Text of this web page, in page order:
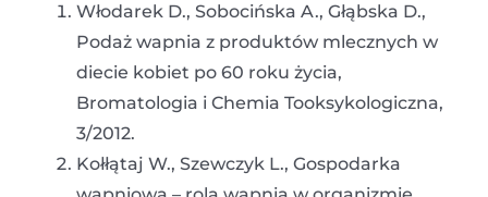
Włodarek D., Sobocińska A., Głąbska D.,
Podaż wapnia z produktów mlecznych w
diecie kobiet po 60 roku życia,
Bromatologia i Chemia Tooksykologiczna,
3/2012.
Kołłątaj W., Szewczyk L., Gospodarka